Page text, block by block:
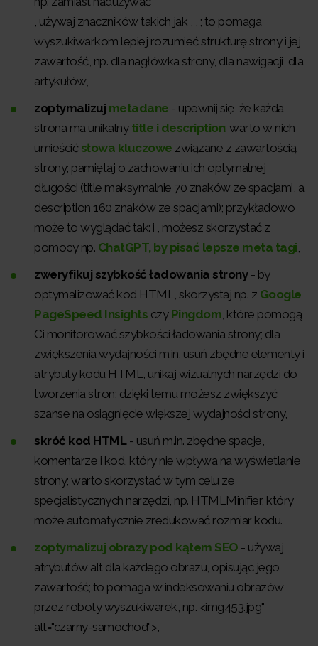
, używaj znaczników takich jak , , ; to pomaga
wyszukiwarkom lepiej rozumieć strukturę strony i jej
zawartość, np. dla nagłówka strony, dla nawigacji, dla
artykułów,
zoptymalizuj metadane - upewnij się, że każda
strona ma unikalny title i description; warto w nich
umieścić słowa kluczowe związane z zawartością
strony; pamiętaj o zachowaniu ich optymalnej
długości (title maksymalnie 70 znaków ze spacjami, a
description 160 znaków ze spacjami); przykładowo
może to wyglądać tak: i , możesz skorzystać z
pomocy np. ChatGPT, by pisać lepsze meta tagi,
zweryfikuj szybkość ładowania strony- by
optymalizować kod HTML, skorzystaj np. z Google
PageSpeed Insights czy Pingdom, które pomogą
Ci monitorować szybkości ładowania strony; dla
zwiększenia wydajności m.in. usuń zbędne elementy i
atrybuty kodu HTML, unikaj wizualnych narzędzi do
tworzenia stron; dzięki temu możesz zwiększyć
szanse na osiągnięcie większej wydajności strony,
skróć kod HTML- usuń m.in. zbędne spacje,
komentarze i kod, który nie wpływa na wyświetlanie
strony; warto skorzystać w tym celu ze
specjalistycznych narzędzi, np. HTMLMinifier, który
może automatycznie zredukować rozmiar kodu.
zoptymalizuj obrazy pod kątem SEO - używaj
atrybutów alt dla każdego obrazu, opisując jego
zawartość; to pomaga w indeksowaniu obrazów
przez roboty wyszukiwarek, np. <img453.jpg"
alt="czarny-samochod">,